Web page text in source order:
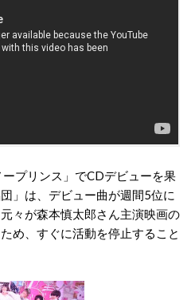
プリンス」でCDデビューを果
」は、デビュー曲が週間5位に
々が森本慎太郎さん主演映画の
め、すぐに活動を停止すること